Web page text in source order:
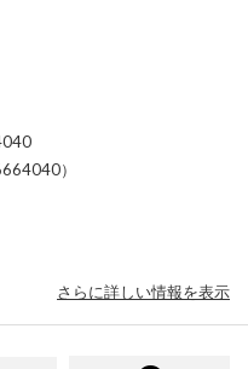
）
さらに詳しい情報を表示